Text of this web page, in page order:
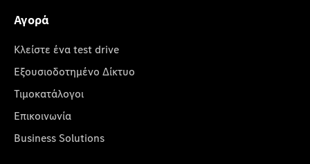
Αγορά
Κλείστε ένα test drive
Εξουσιοδοτημένο Δίκτυο
Τιμοκατάλογοι
Επικοινωνία
Business Solutions